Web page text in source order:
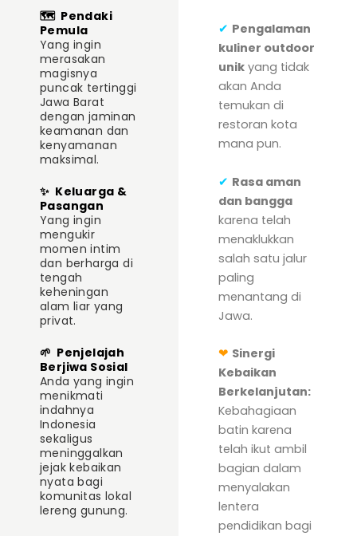
🗺️ Pendaki
Pemula
Yang ingin
merasakan
magisnya
puncak tertinggi
Jawa Barat
dengan jaminan
keamanan dan
kenyamanan
maksimal.
✨ Keluarga &
Pasangan
Yang ingin
mengukir
momen intim
dan berharga di
tengah
keheningan
alam liar yang
privat.
🌱 Penjelajah
Berjiwa Sosial
Anda yang ingin
menikmati
indahnya
Indonesia
sekaligus
meninggalkan
jejak kebaikan
nyata bagi
komunitas lokal
lereng gunung.
✔ Pengalaman
kuliner outdoor
unik yang tidak
akan Anda
temukan di
restoran kota
mana pun.
✔ Rasa aman
dan bangga
karena telah
menaklukkan
salah satu jalur
paling
menantang di
Jawa.
❤ Sinergi
Kebaikan
Berkelanjutan:
Kebahagiaan
batin karena
telah ikut ambil
bagian dalam
menyalakan
lentera
pendidikan bagi